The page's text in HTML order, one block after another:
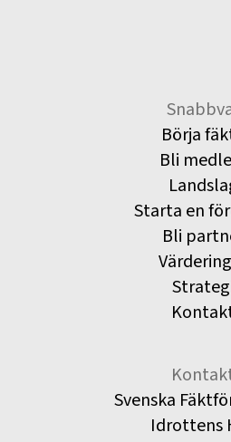
Börja
Bli
Starta en
Bli
Svenska
Idrottens